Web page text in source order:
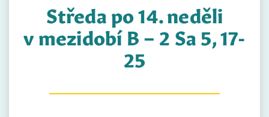
Středa po 14. neděli
v mezidobí B – 2 Sa 5, 17-
25